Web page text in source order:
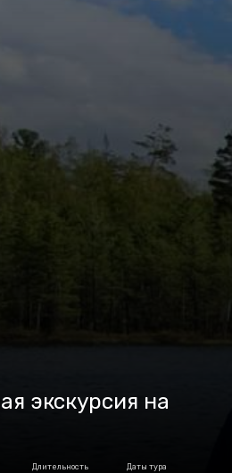
экскурсия на
Длительность
Даты тура